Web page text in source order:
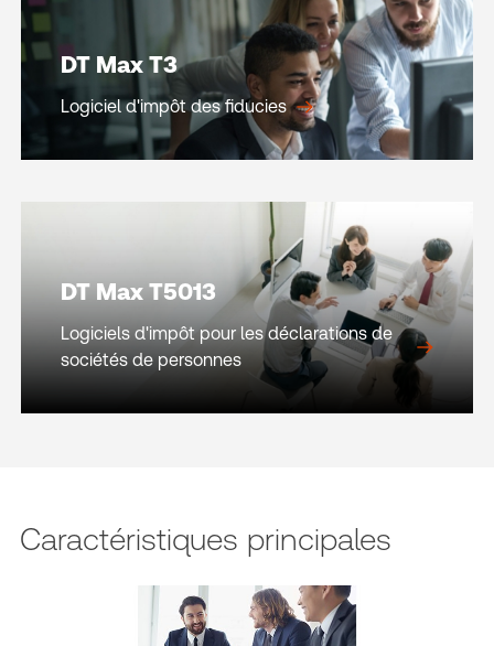
DT Max T3
Logiciel d'impôt des fiducies
DT Max T5013
Logiciels d'impôt pour les déclarations de
sociétés de personnes
Caractéristiques principales